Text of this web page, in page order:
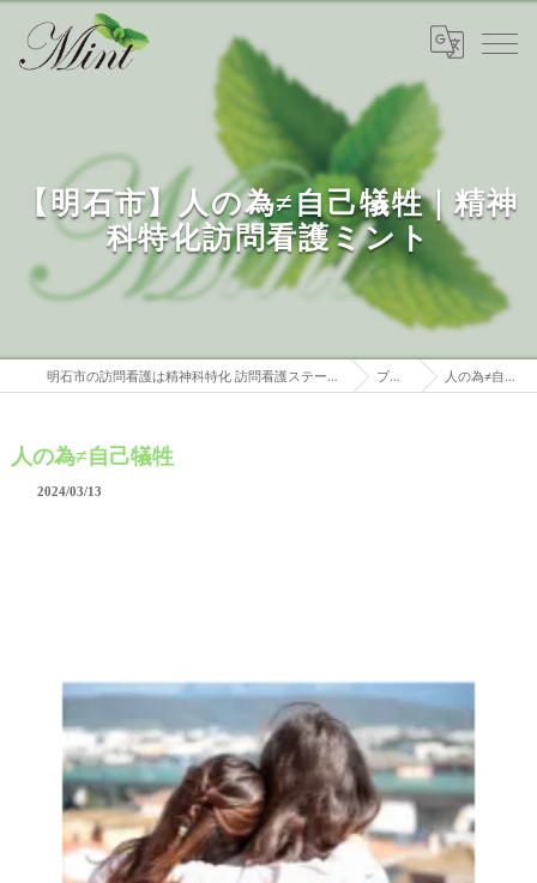
【明石市】人の為≠自己犠牲｜精神
科特化訪問看護ミント
明石市の訪問看護は精神科特化 訪問看護ステーションミント ブログ 人の為≠自己犠牲
人の為≠自己犠牲
2024/03/13